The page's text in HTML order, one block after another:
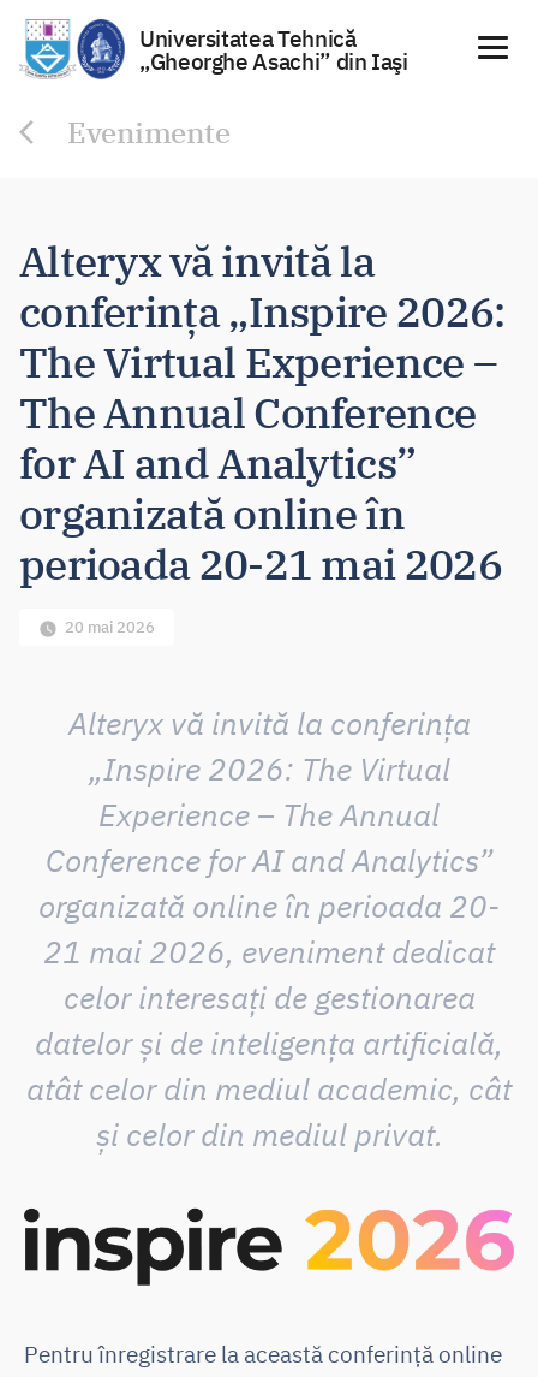
Universitatea Tehnică
„Gheorghe Asachi” din Iaşi
Evenimente
Alteryx vă invită la
conferința „Inspire 2026:
The Virtual Experience –
The Annual Conference
for AI and Analytics”
organizată online în
perioada 20-21 mai 2026
20 mai 2026
Alteryx vă invită la conferința
„Inspire 2026: The Virtual
Experience – The Annual
Conference for AI and Analytics”
organizată online în perioada 20-
21 mai 2026, eveniment dedicat
celor interesați de gestionarea
datelor și de inteligența artificială,
atât celor din mediul academic, cât
și celor din mediul privat.
Pentru înregistrare la această conferință online